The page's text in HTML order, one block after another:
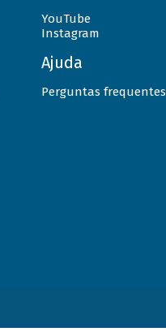
YouTube
Instagram
Ajuda
Perguntas frequentes